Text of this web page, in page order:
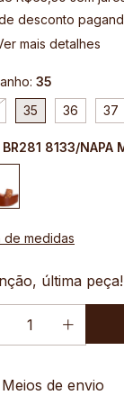
desconto
mais detalhes
35
35 36 37
BR281 8133/NAPA
de medidas
última peça!
Meios de envio